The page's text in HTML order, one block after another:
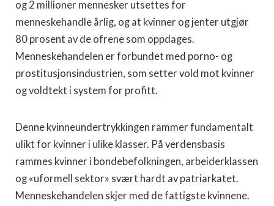
og 2 millioner mennesker utsettes for
menneskehandle årlig, og at kvinner og jenter utgjør
80 prosent av de ofrene som oppdages.
Menneskehandelen er forbundet med porno- og
prostitusjonsindustrien, som setter vold mot kvinner
og voldtekt i system for profitt.
Denne kvinneundertrykkingen rammer fundamentalt
ulikt for kvinner i ulike klasser. På verdensbasis
rammes kvinner i bondebefolkningen, arbeiderklassen
og «uformell sektor» svært hardt av patriarkatet.
Menneskehandelen skjer med de fattigste kvinnene.